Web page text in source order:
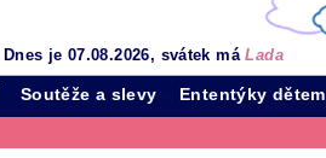
Dnes je 07.08.2026, svátek máLada
Soutěže a slevy Ententýky dětem